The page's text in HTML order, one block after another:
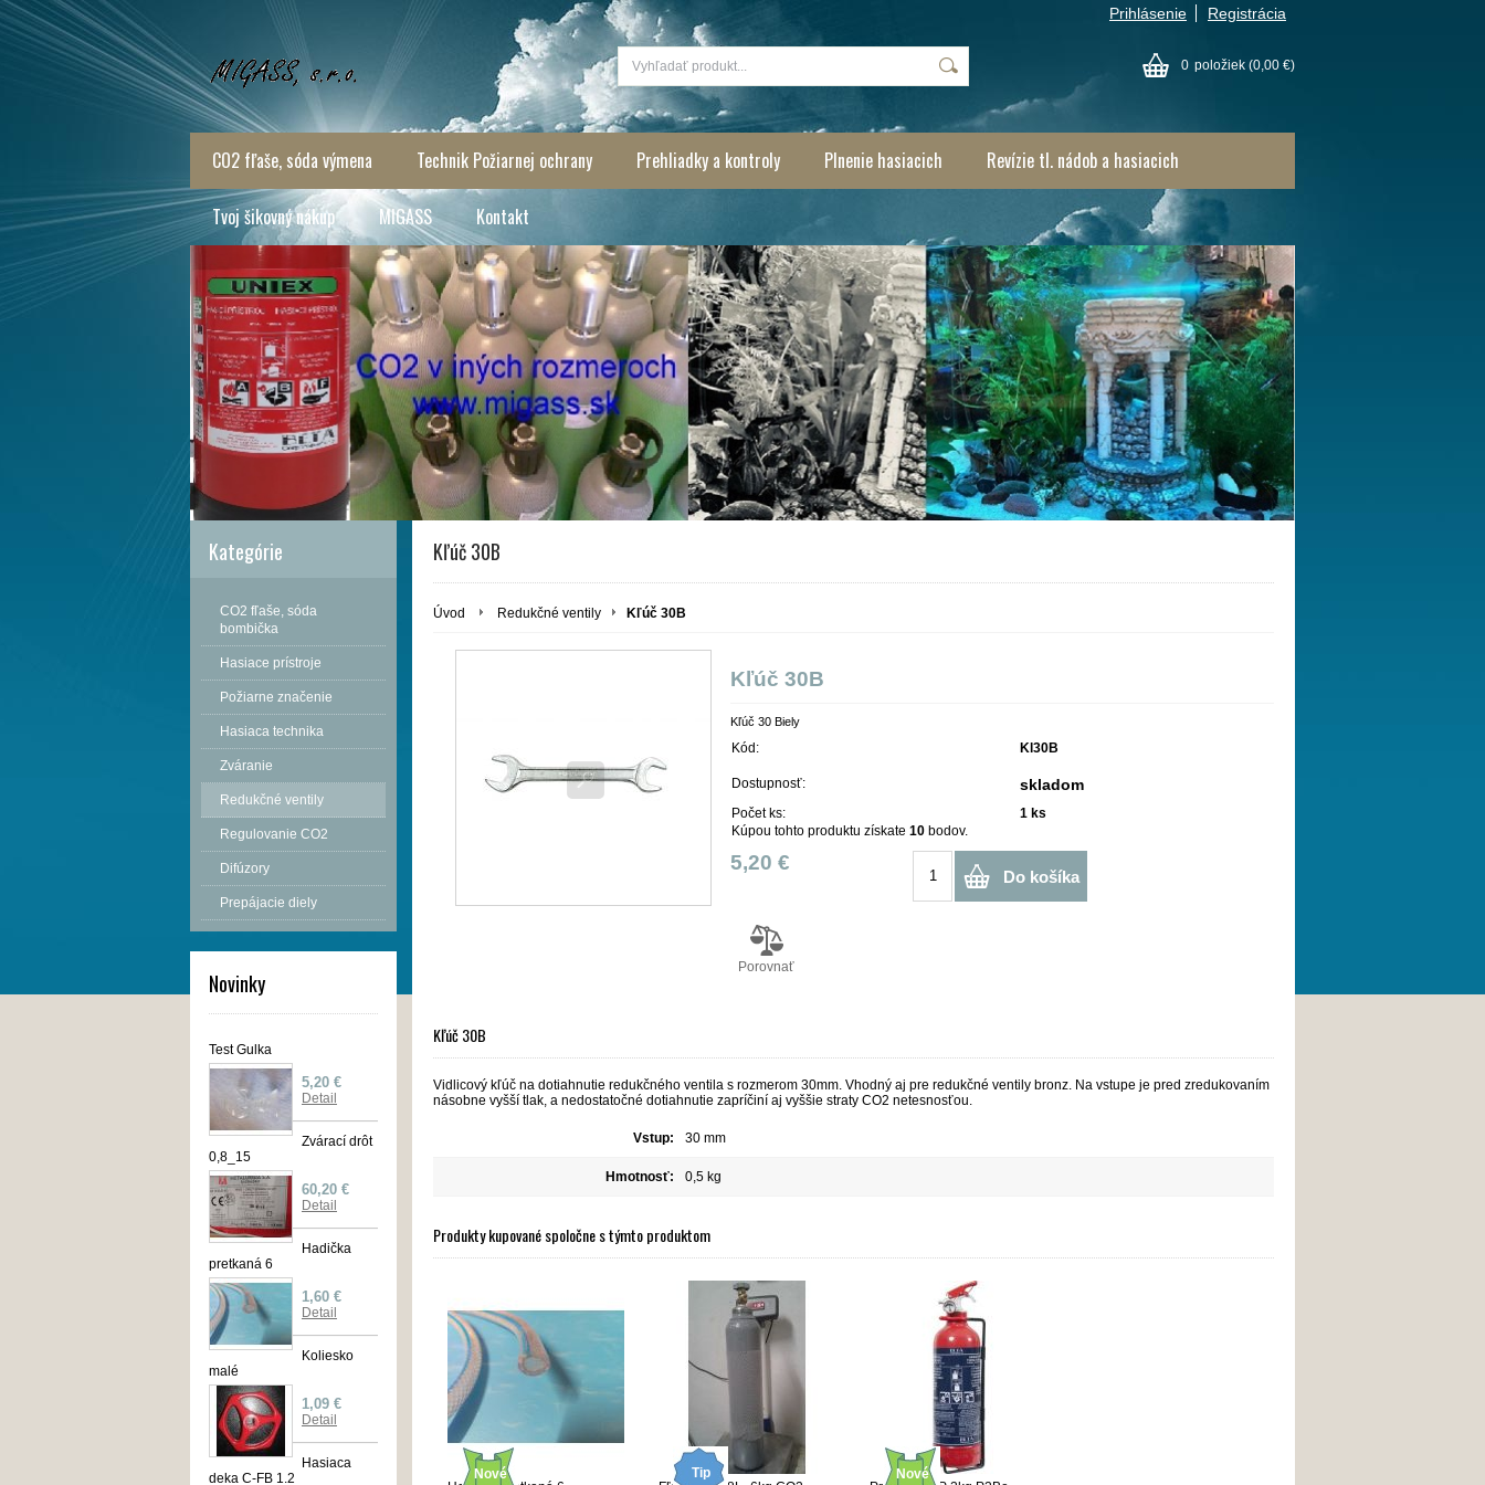
Prihlásenie Registrácia
0 položiek (0,00 €)
CO2 fľaše, sóda výmena Technik Požiarnej ochrany Prehliadky a kontroly Plnenie hasiacich Revízie tl. nádob a hasiacich
Tvoj šikovný nákup MIGASS Kontakt
Kategórie
CO2 fľaše, sóda
bombička
Hasiace prístroje
Požiarne značenie
Hasiaca technika
Zváranie
Redukčné ventily
Regulovanie CO2
Difúzory
Prepájacie diely
Novinky
Test Gulka
5,20 €
Detail
Zvárací drôt
0,8_15
60,20 €
Detail
Hadička
pretkaná 6
1,60 €
Detail
Koliesko
malé
1,09 €
Detail
Hasiaca
deka C-FB 1.2
Kľúč 30B
Úvod Redukčné ventily Kľúč 30B
Kľúč 30B
Kľúč 30 Biely
Kód: Kl30B
Dostupnosť: skladom
Počet ks: 1 ks
Kúpou tohto produktu získate 10 bodov.
5,20 €
Do košíka
Porovnať
Kľúč 30B
Vidlicový kľúč na dotiahnutie redukčného ventila s rozmerom 30mm. Vhodný aj pre redukčné ventily bronz. Na vstupe je pred zredukovaním
násobne vyšší tlak, a nedostatočné dotiahnutie zapríčiní aj vyššie straty CO2 netesnosťou.
Vstup: 30 mm
Hmotnosť: 0,5 kg
Produkty kupované spoločne s týmto produktom
Nové
Tip
Nové